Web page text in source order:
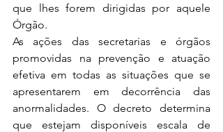
que lhes forem dirigidas por aquele
Órgão.
As ações das secretarias e órgãos
promovidas na prevenção e atuação
efetiva em todas as situações que se
apresentarem em decorrência das
anormalidades. O decreto determina
que estejam disponíveis escala de